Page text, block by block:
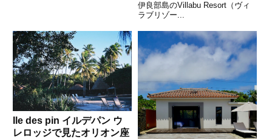
伊良部島のVillabu Resort（ヴィ
ラブリゾー...
Ile des pin イルデパン ウ
レロッジで見たオリオン座